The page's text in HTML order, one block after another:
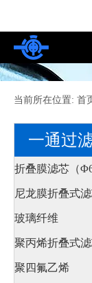
当前所在位置: 首
一通过
折叠膜滤芯（
尼龙膜折叠式
玻璃纤维
聚丙烯折叠式
聚四氟乙烯